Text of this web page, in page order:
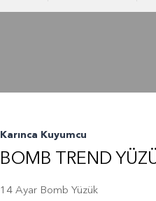
Karınca Kuyumcu
BOMB TREND
14 Ayar Bomb Yüzük